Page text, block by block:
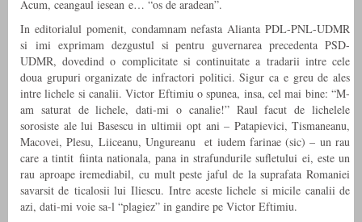
Acum, ceangaul iesean e… “os de aradean”.
In editorialul pomenit, condamnam nefasta Alianta PDL-PNL-UDMR
si imi exprimam dezgustul si pentru guvernarea precedenta PSD-
UDMR, dovedind o complicitate si continuitate a tradarii intre cele
doua grupuri organizate de infractori politici. Sigur ca e greu de ales
intre lichele si canalii. Victor Eftimiu o spunea, insa, cel mai bine: “M-
am saturat de lichele, dati-mi o canalie!” Raul facut de lichelele
sorosiste ale lui Basescu in ultimii opt ani – Patapievici, Tismaneanu,
Macovei, Plesu, Liiceanu, Ungureanu et iudem farinae (sic) – un rau
care a tintit fiinta nationala, pana in strafundurile sufletului ei, este un
rau aproape iremediabil, cu mult peste jaful de la suprafata Romaniei
savarsit de ticalosii lui Iliescu. Intre aceste lichele si micile canalii de
azi, dati-mi voie sa-l “plagiez” in gandire pe Victor Eftimiu.